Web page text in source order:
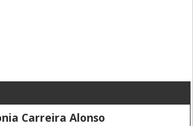
Carreira Alonso